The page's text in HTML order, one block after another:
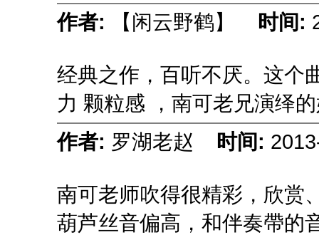
作者:
【闲云野鹤】 时间:
经典之作，百听不厌。这个
力 颗粒感 ，南可老兄演绎
作者: 罗湖老赵 时间:
南可老师吹得很精彩，欣赏
葫芦丝音偏高，和伴奏帶的